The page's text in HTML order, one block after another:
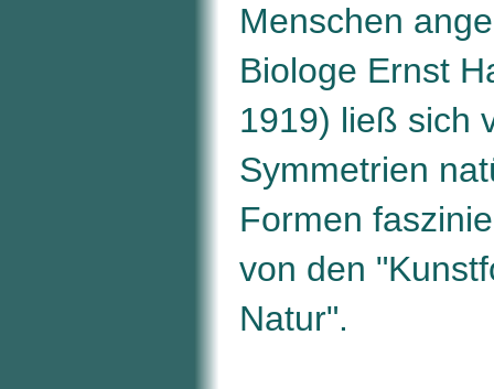
Menschen
Biologe Ernst
1919) ließ sich
Symmetrien
Formen
von den
Natur".